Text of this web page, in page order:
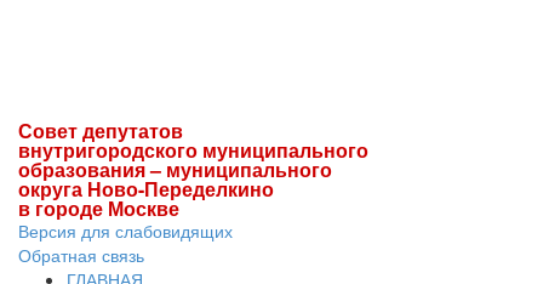
Совет депутатов
внутригородского муниципального
образования – муниципального
округа Ново-Переделкино
в городе Москве
Версия для слабовидящих
Обратная связь
ГЛАВНАЯ